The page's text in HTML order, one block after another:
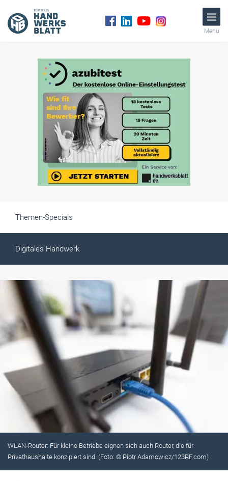
Menü
Themen-Specials
Digitales Handwerk
WLAN-Router: Für kleine Betriebe eignen sich auch Router, die für
Privathaushalte konzipiert sind. (Foto: © Piotr Adamowicz/123RF.com)